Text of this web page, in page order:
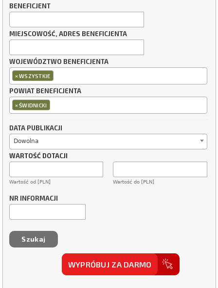
BENEFICJENT
MIEJSCOWOŚĆ, ADRES BENEFICJENTA
WOJEWÓDZTWO BENEFICJENTA
×WSZYSTKIE
POWIAT BENEFICJENTA
×ŚWIDNICKI
DATA PUBLIKACJI
Dowolna
WARTOŚĆ DOTACJI
Wartość od [PLN] Wartość do [PLN]
NR INFORMACJI
WYPRÓBUJ ZA DARMO